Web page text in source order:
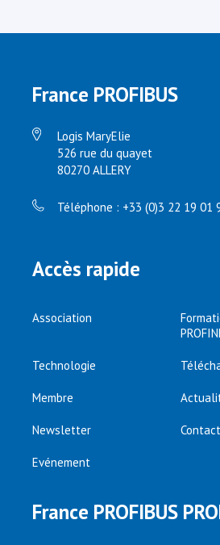
France PROFIBUS
Logis MaryElie
526 rue du quayet
80270 ALLERY
Téléphone : +33 (0)3 22 19 01
Accès rapide
Association
Technologie
Membre
Newsletter Contact
Evénement
France PROFIBUS